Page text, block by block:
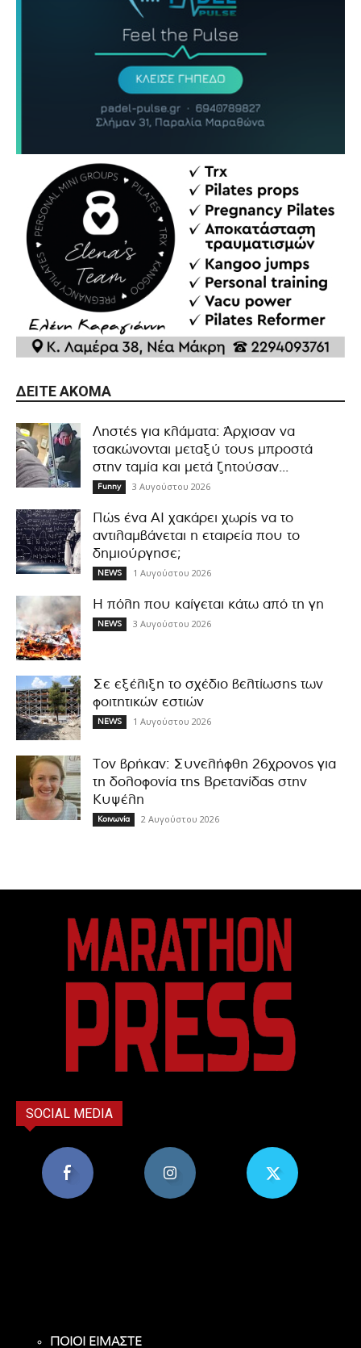
ΔΕΊΤΕ ΑΚΌΜΑ
Ληστές για κλάματα: Άρχισαν να
τσακώνονται μεταξύ τους μπροστά
στην ταμία και μετά ζητούσαν...
Funny 3 Αυγούστου 2026
Πώς ένα AI χακάρει χωρίς να το
αντιλαμβάνεται η εταιρεία που το
δημιούργησε;
NEWS 1 Αυγούστου 2026
Η πόλη που καίγεται κάτω από τη γη
NEWS 3 Αυγούστου 2026
Σε εξέλιξη το σχέδιο βελτίωσης των
φοιτητικών εστιών
NEWS 1 Αυγούστου 2026
Τον βρήκαν: Συνελήφθη 26χρονος για
τη δολοφονία της Βρετανίδας στην
Κυψέλη
Κοινωνία 2 Αυγούστου 2026
SOCIAL MEDIA
ΠΟΙΟΙ ΕΙΜΑΣΤΕ